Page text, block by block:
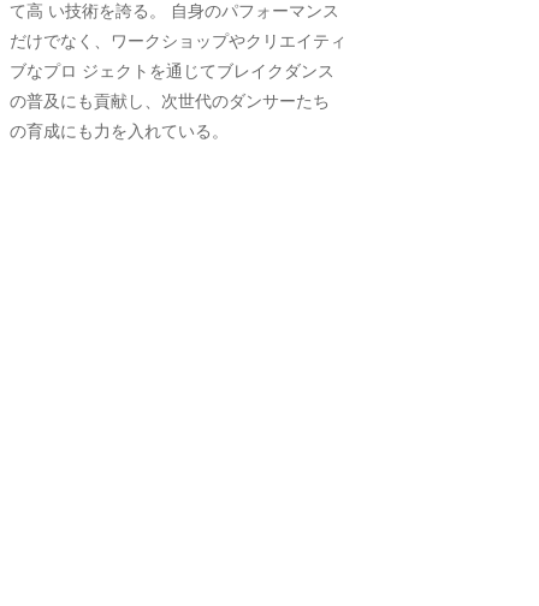
て高 い技術を誇る。 自身のパフォーマンス
だけでなく、ワークショップやクリエイティ
ブなプロ ジェクトを通じてブレイクダンス
の普及にも貢献し、次世代のダンサーたち
の育成にも力を入れている。